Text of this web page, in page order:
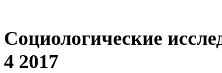
Социологические
4 2017